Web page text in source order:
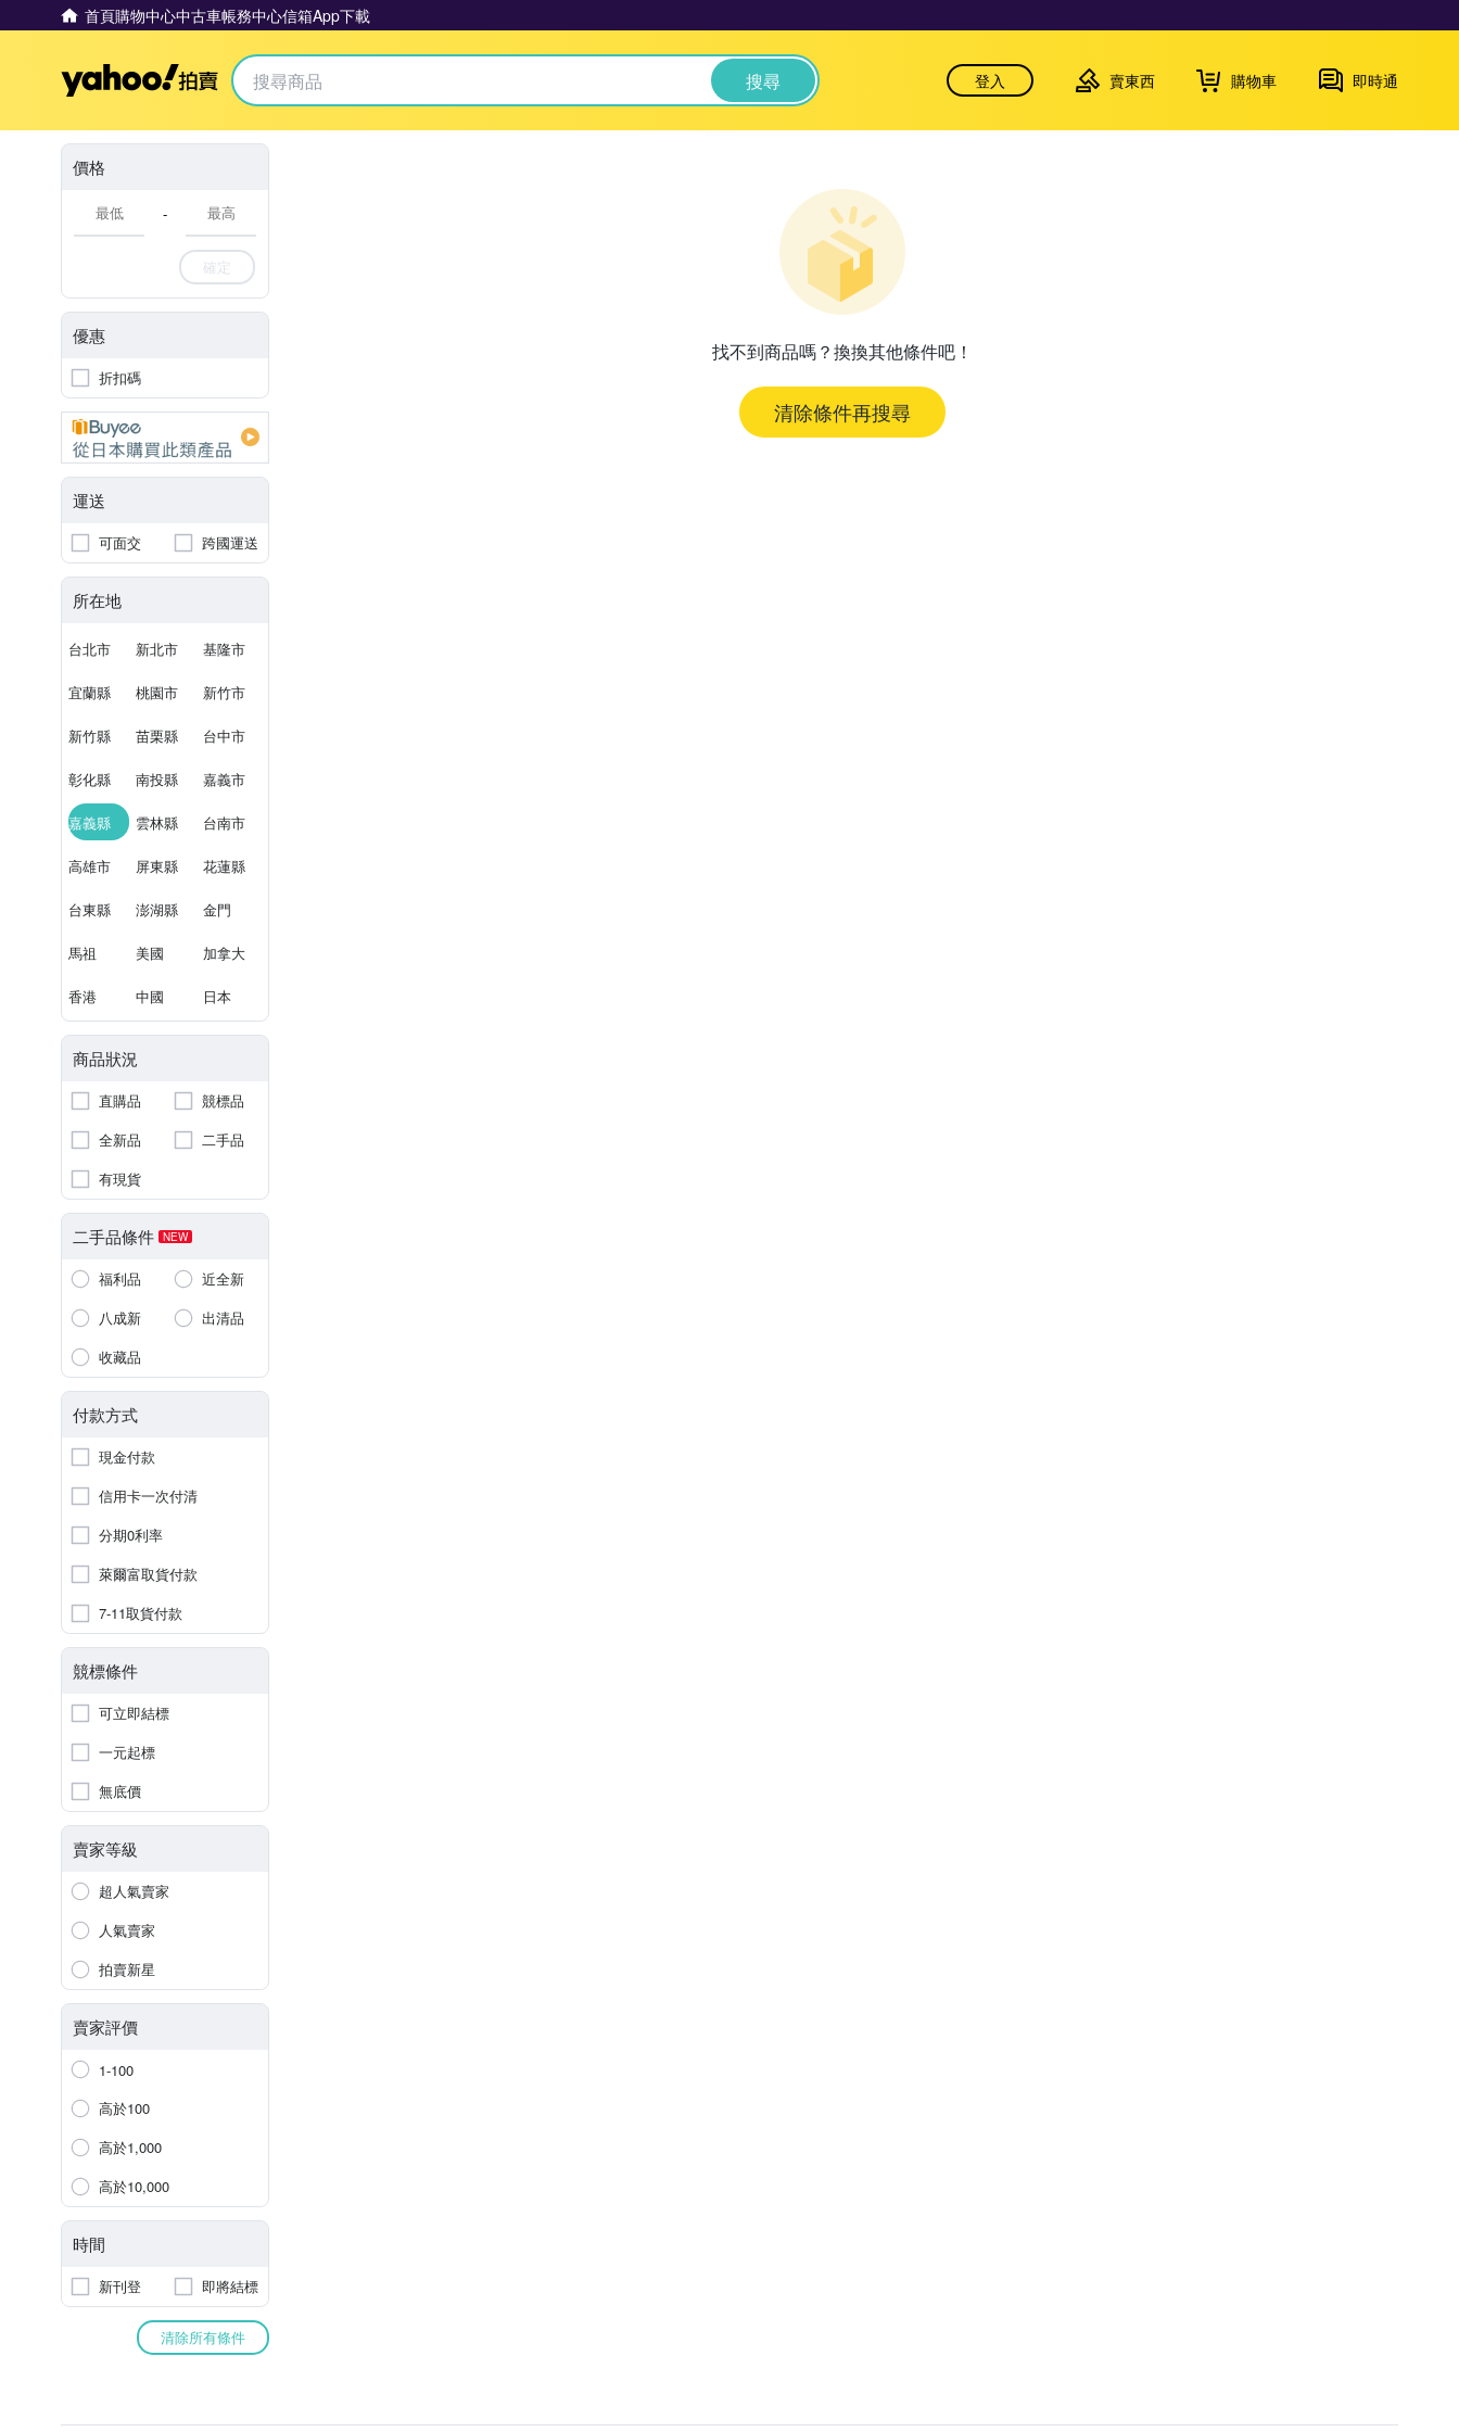
首頁購物中心中古車帳務中心信箱App下載
Yahoo拍賣 搜尋 登入 賣東西 購物車 即時通
價格
-
確定
優惠
折扣碼
運送
可面交 跨國運送
所在地
台北市 新北市 基隆市
宜蘭縣 桃園市 新竹市
新竹縣 苗栗縣 台中市
彰化縣 南投縣 嘉義市
嘉義縣 雲林縣 台南市
高雄市 屏東縣 花蓮縣
台東縣 澎湖縣 金門
馬祖 美國 加拿大
香港 中國 日本
商品狀況
直購品
競標品
全新品
二手品
有現貨
二手品條件 NEW
福利品
近全新
八成新
出清品
收藏品
付款方式
現金付款
信用卡一次付清
分期0利率
萊爾富取貨付款
7-11取貨付款
競標條件
可立即結標
一元起標
無底價
賣家等級
超人氣賣家
人氣賣家
拍賣新星
賣家評價
1-100
高於100
高於1,000
高於10,000
時間
新刊登 即將結標
清除所有條件
找不到商品嗎？換換其他條件吧！
清除條件再搜尋